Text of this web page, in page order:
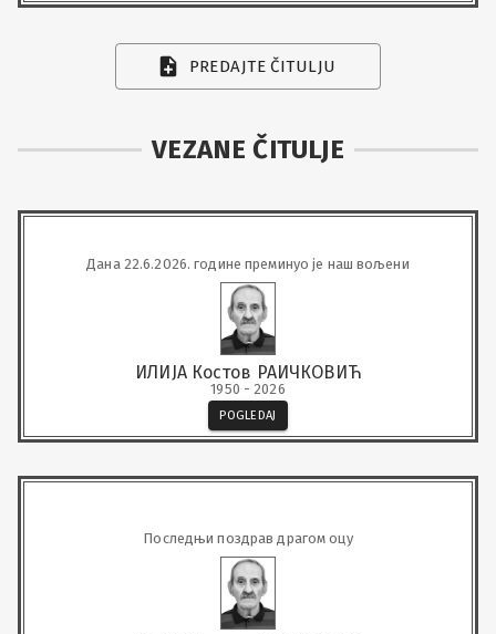
PREDAJTE ČITULJU
VEZANE ČITULJE
Дана 22.6.2026. године преминуо је наш вољени
ИЛИЈА Костов РАИЧКОВИЋ
1950 - 2026
POGLEDAJ
Последњи поздрав драгом оцу